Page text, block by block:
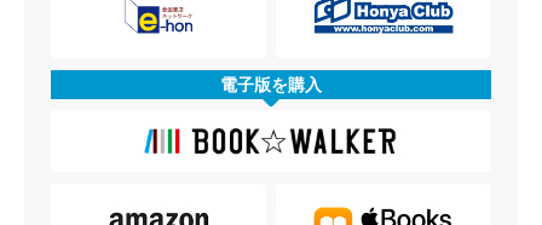
電子版を購入